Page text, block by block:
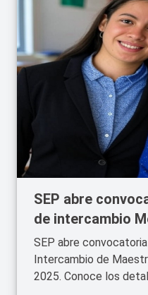
SEP abre
de intercambio
SEP abre
Intercambio de
2025. Conoce los